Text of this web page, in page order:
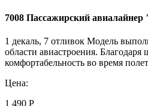
7008 Пассажирский
1 декаль, 7 отливок Модель
области авиастроения.
комфортабельность во время
Цена:
1 490 Р